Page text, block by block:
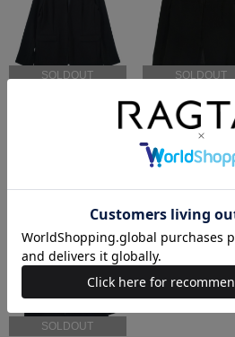
SOLDOUT SOLDOUT
INDIVI
ノーカラージャケット
サイズ：40(L位)
コンディション: A
5,200円（税込）
SOLDOUT